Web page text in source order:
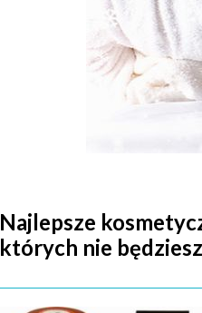
Najlepsze
których nie będziesz